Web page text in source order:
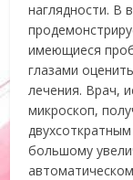
наглядности. В
имеющиеся
глазами
лечения. Врач,
микроскоп,
большому